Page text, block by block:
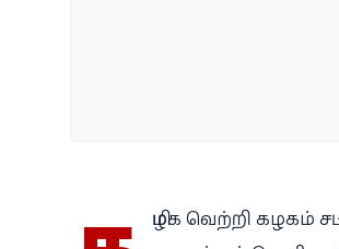
மிழக வெற்றி கழகம்